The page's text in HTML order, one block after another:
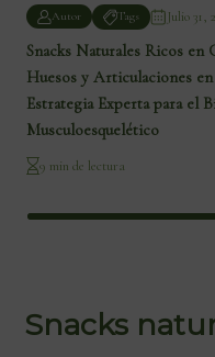
Autor Tags Julio 31,
Snacks Naturales Ricos en
Huesos y Articulaciones
Estrategia Experta para el
Musculoesquelético
9 min de lectura
Snacks